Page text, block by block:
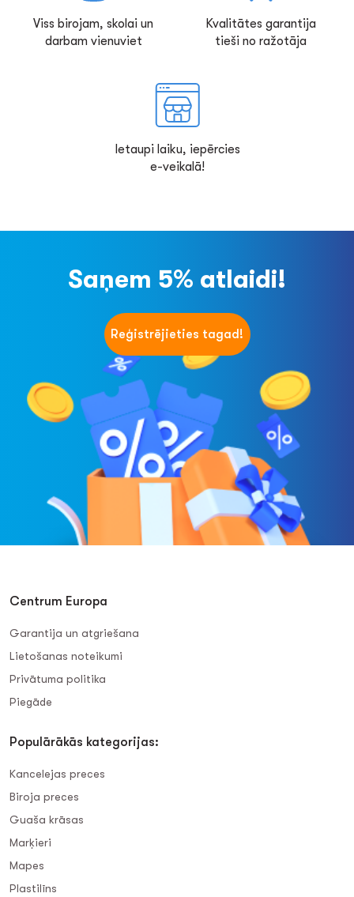
Viss birojam, skolai un
darbam vienuviet
Kvalitātes garantija
tieši no ražotāja
Ietaupi laiku, iepērcies
e-veikalā!
Saņem 5% atlaidi!
Reģistrējieties tagad!
Centrum Europa
Garantija un atgriešana
Lietošanas noteikumi
Privātuma politika
Piegāde
Populārākās kategorijas:
Kancelejas preces
Biroja preces
Guaša krāsas
Marķieri
Mapes
Plastilīns